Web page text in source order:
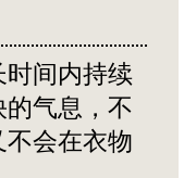
时间内持续
气息，不
会在衣物